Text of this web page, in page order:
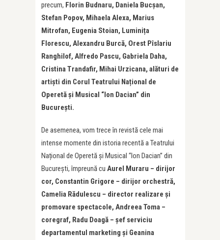
precum, Florin Budnaru, Daniela Bucșan,
Stefan Popov, Mihaela Alexa, Marius
Mitrofan, Eugenia Stoian, Luminița
Florescu, Alexandru Burcă, Orest Pîslariu
Ranghilof, Alfredo Pascu, Gabriela Daha,
Cristina Trandafir, Mihai Urzicana, alături de
artiști din Corul Teatrului Național de
Operetă și Musical “Ion Dacian” din
București.
De asemenea, vom trece în revistă cele mai
intense momente din istoria recentă a Teatrului
Național de Operetă și Musical “Ion Dacian” din
București, împreună cu Aurel Muraru – dirijor
cor, Constantin Grigore – dirijor orchestră,
Camelia Rădulescu – director realizare și
promovare spectacole, Andreea Toma –
coregraf, Radu Doagă – șef serviciu
departamentul marketing și Geanina